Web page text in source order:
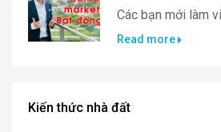
Các bạn mới làm
Read more
Kiến thức nhà đất